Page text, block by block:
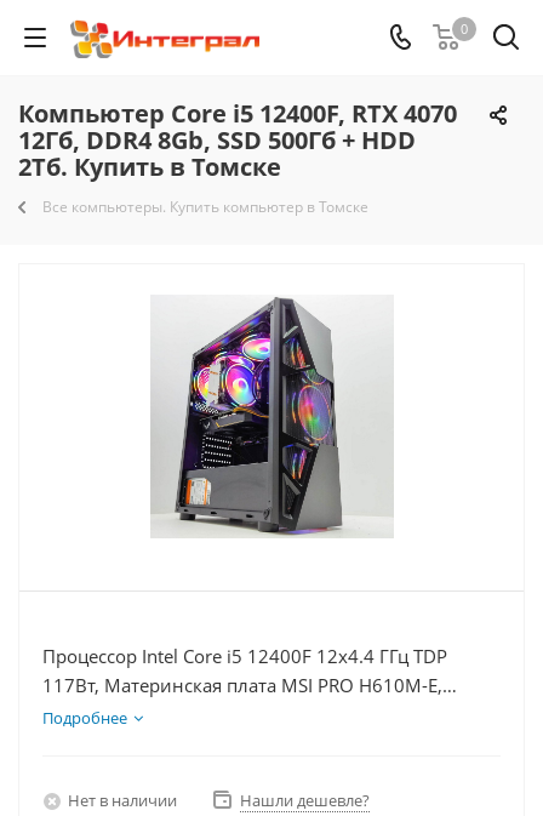
0
Компьютер Core i5 12400F, RTX 4070
12Гб, DDR4 8Gb, SSD 500Гб + HDD
2Тб. Купить в Томске
Все компьютеры. Купить компьютер в Томске
Процессор Intel Core i5 12400F 12x4.4 ГГц TDP
117Вт, Материнская плата MSI PRO H610M-E,
Видеокарта RTX 4070 12Гб, Память DDR4 8Gb,
Подробнее
Нет в наличии Нашли дешевле?